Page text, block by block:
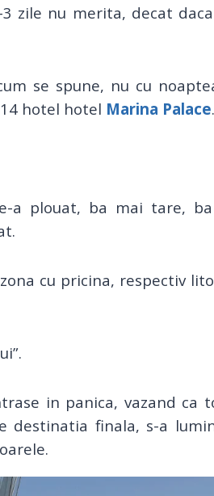
zile nu merita, decat
se spune, nu cu
hotel hotel Marina Palace.
a plouat, ba mai tare,
cu pricina, respectiv
in panica, vazand ca
destinatia finala, s-a